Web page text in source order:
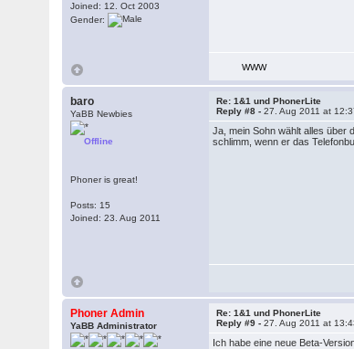
Joined: 12. Oct 2003
Gender:
WWW
baro
YaBB Newbies
Offline
Phoner is great!
Posts: 15
Joined: 23. Aug 2011
Re: 1&1 und PhonerLite
Reply #8 -27. Aug 2011 at
Ja, mein Sohn wählt alles über
schlimm, wenn er das
Phoner Admin
YaBB Administrator
Re: 1&1 und PhonerLite
Reply #9 -27. Aug 2011 at
Ich habe eine neue Beta-